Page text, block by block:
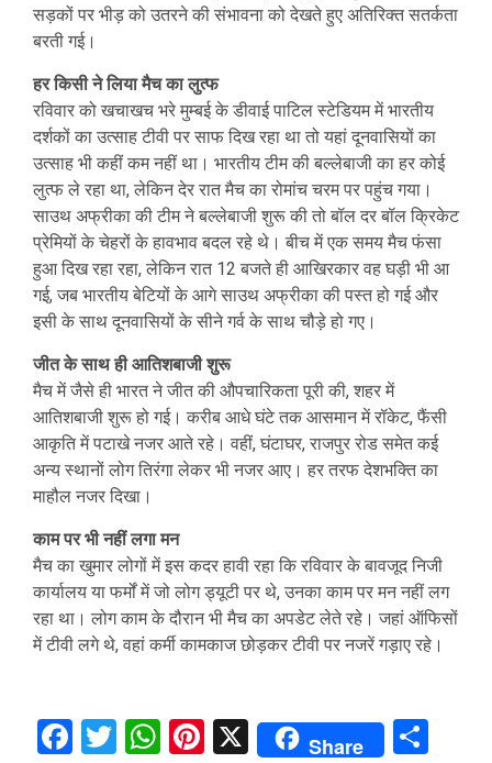
सड़कों पर भीड़ को उतरने की संभावना को देखते हुए अतिरिक्त सतर्कता
बरती गई।
हर किसी ने लिया मैच का लुत्फ
रविवार को खचाखच भरे मुम्बई के डीवाई पाटिल स्टेडियम में भारतीय
दर्शकों का उत्साह टीवी पर साफ दिख रहा था तो यहां दूनवासियों का
उत्साह भी कहीं कम नहीं था। भारतीय टीम की बल्लेबाजी का हर कोई
लुत्फ ले रहा था, लेकिन देर रात मैच का रोमांच चरम पर पहुंच गया।
साउथ अफ्रीका की टीम ने बल्लेबाजी शुरू की तो बॉल दर बॉल क्रिकेट
प्रेमियों के चेहरों के हावभाव बदल रहे थे। बीच में एक समय मैच फंसा
हुआ दिख रहा रहा, लेकिन रात 12 बजते ही आखिरकार वह घड़ी भी आ
गई, जब भारतीय बेटियों के आगे साउथ अफ्रीका की पस्त हो गई और
इसी के साथ दूनवासियों के सीने गर्व के साथ चौड़े हो गए।
जीत के साथ ही आतिशबाजी शुरू
मैच में जैसे ही भारत ने जीत की औपचारिकता पूरी की, शहर में
आतिशबाजी शुरू हो गई। करीब आधे घंटे तक आसमान में रॉकेट, फैंसी
आकृति में पटाखे नजर आते रहे। वहीं, घंटाघर, राजपुर रोड समेत कई
अन्य स्थानों लोग तिरंगा लेकर भी नजर आए। हर तरफ देशभक्ति का
माहौल नजर दिखा।
काम पर भी नहीं लगा मन
मैच का खुमार लोगों में इस कदर हावी रहा कि रविवार के बावजूद निजी
कार्यालय या फर्मों में जो लोग ड्यूटी पर थे, उनका काम पर मन नहीं लग
रहा था। लोग काम के दौरान भी मैच का अपडेट लेते रहे। जहां ऑफिसों
में टीवी लगे थे, वहां कर्मी कामकाज छोड़कर टीवी पर नजरें गड़ाए रहे।
Facebook
Twitter
WhatsApp
Pinterest
X Share